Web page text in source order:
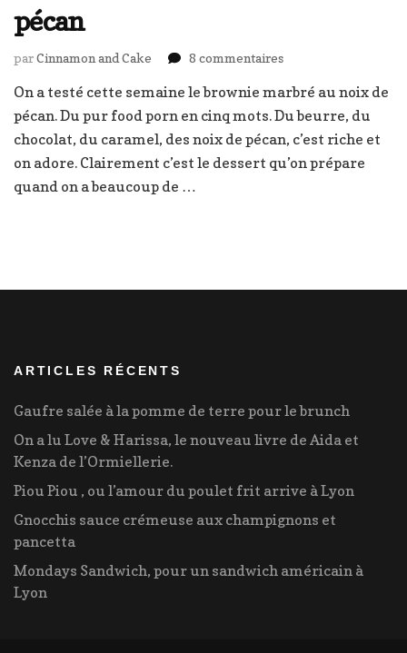
pécan
parCinnamon and Cake 8 commentairessur
marbré
aux
noix
pécan
On a testé cette semaine le brownie marbré au noix de
pécan. Du pur food porn en cinq mots. Du beurre, du
chocolat, du caramel, des noix de pécan, c’est riche et
on adore. Clairement c’est le dessert qu’on prépare
quand on a beaucoup de …
ARTICLES RÉCENTS
Gaufre salée à la pomme de terre pour le brunch
On a lu Love & Harissa, le nouveau livre de Aida et
Kenza de l’Ormiellerie.
Piou Piou , ou l’amour du poulet frit arrive à Lyon
Gnocchis sauce crémeuse aux champignons et
pancetta
Mondays Sandwich, pour un sandwich américain à
Lyon